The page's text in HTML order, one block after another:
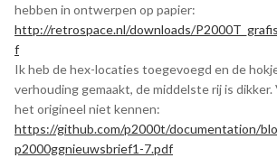
hebben in ontwerpen op papier:
http://retrospace.nl/downloads/
f
Ik heb de hex-locaties toegevoegd en de
verhouding gemaakt, de middelste rij is
het origineel niet kennen:
https://github.com/p2000t/documentation/
p2000ggnieuwsbrief1-7.pdf